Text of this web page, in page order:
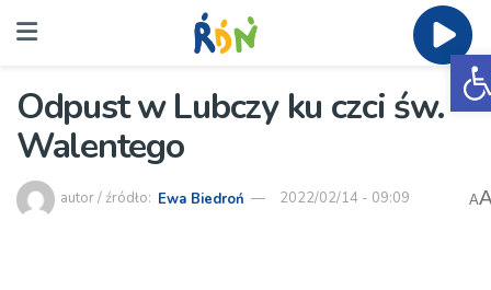
Odpust w Lubczy ku czci św.
Walentego
autor / źródło: Ewa Biedroń 2022/02/14 - 09:09 A